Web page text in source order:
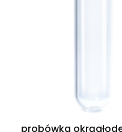
probówka